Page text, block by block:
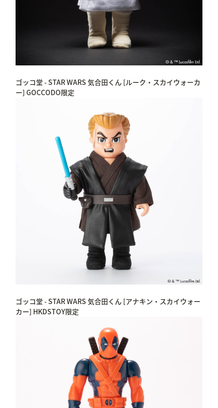
ゴッコ堂 - STAR WARS 気合田くん [ルーク・スカイウォーカ
ー] GOCCODO限定
ゴッコ堂 - STAR WARS 気合田くん [アナキン・スカイウォー
カー] HKDSTOY限定